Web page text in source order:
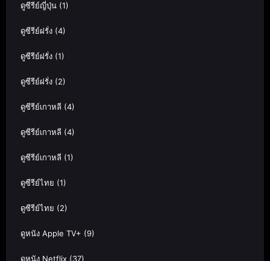
ดูซีรีย์ญี่ปุ่น (1)
ดูซีรีย์ฝรั่ง (4)
ดูซีรีย์ฝรั่ง (1)
ดูซีรีย์ฝรั่ง (2)
ดูซีรีย์เกาหลี (4)
ดูซีรีย์เกาหลี (4)
ดูซีรีย์เกาหลี (1)
ดูซีรีย์ไทย (1)
ดูซีรีย์ไทย (2)
ดูหนัง Apple TV+ (9)
ดูหนัง Netflix (37)